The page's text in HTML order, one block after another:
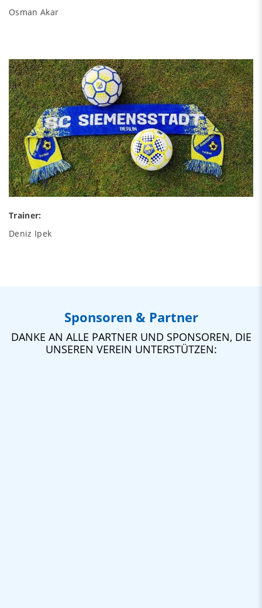
Osman Akar
Trainer:
Deniz Ipek
Sponsoren & Partner
DANKE AN ALLE PARTNER UND SPONSOREN, DIE
UNSEREN VEREIN UNTERSTÜTZEN: